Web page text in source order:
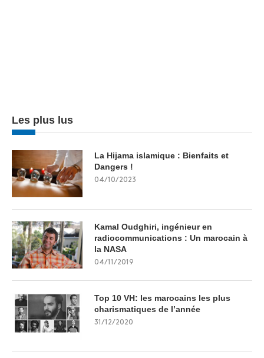
Les plus lus
La Hijama islamique : Bienfaits et
Dangers !
04/10/2023
Kamal Oudghiri, ingénieur en
radiocommunications : Un marocain à
la NASA
04/11/2019
Top 10 VH: les marocains les plus
charismatiques de l’année
31/12/2020